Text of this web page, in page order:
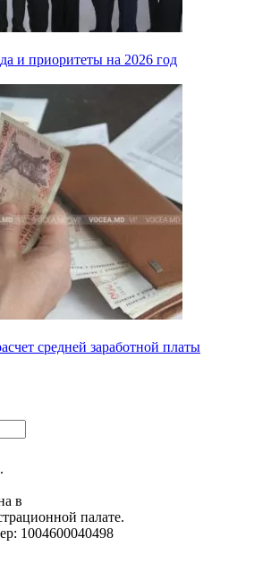
и приоритеты на 2026 год
средней заработной платы
в
палате.
1004600040498